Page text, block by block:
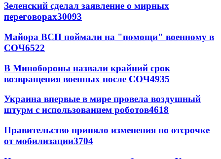
Зеленский сделал заявление о мирных
переговорах30093
Майора ВСП поймали на "помощи" военному в
СОЧ6522
В Минобороны назвали крайний срок
возвращения военных после СОЧ4935
Украина впервые в мире провела воздушный
штурм с использованием роботов4618
Правительство приняло изменения по отсрочке
от мобилизации3704